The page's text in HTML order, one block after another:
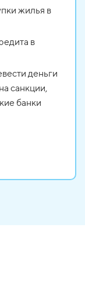
жилья в
в
деньги
санкции,
банки